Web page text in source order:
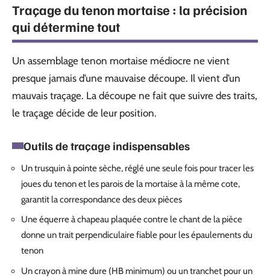
Traçage du tenon mortaise : la précision
qui détermine tout
Un assemblage tenon mortaise médiocre ne vient
presque jamais d’une mauvaise découpe. Il vient d’un
mauvais traçage. La découpe ne fait que suivre des traits,
le traçage décide de leur position.
Outils de traçage indispensables
Un trusquin à pointe sèche, réglé une seule fois pour tracer les
joues du tenon et les parois de la mortaise à la même cote,
garantit la correspondance des deux pièces
Une équerre à chapeau plaquée contre le chant de la pièce
donne un trait perpendiculaire fiable pour les épaulements du
tenon
Un crayon à mine dure (HB minimum) ou un tranchet pour un